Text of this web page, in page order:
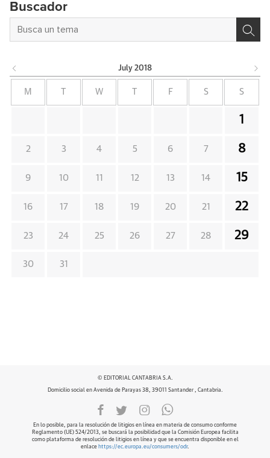
Buscador
July 2018
M W F S S
1
2 3 4 5 6 7 8
9 10 11 12 13 14 15
16 17 18 19 20 21 22
23 24 25 26 27 28 29
30 31
© EDITORIAL CANTABRIA S.A.
Domicilio social en Avenida de Parayas 38, 39011 Santander , Cantabria.
En lo posible, para la resolución de litigios en línea en materia de consumo conforme
Reglamento (UE) 524/2013, se buscará la posibilidad que la Comisión Europea facilita
como plataforma de resolución de litigios en línea y que se encuentra disponible en el
enlace https://ec.europa.eu/consumers/odr.